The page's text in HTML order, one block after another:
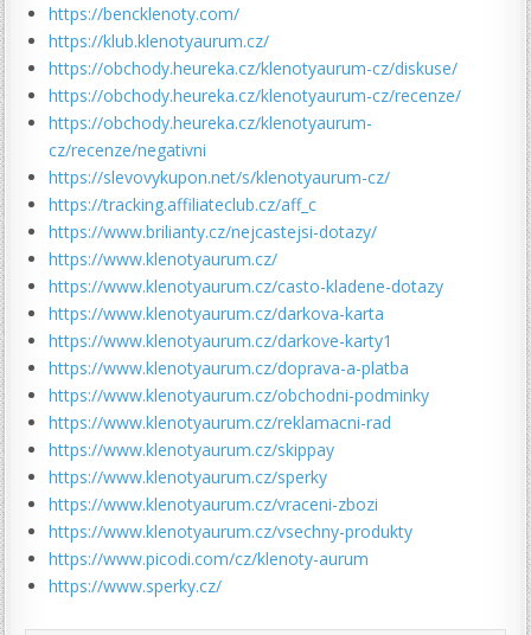
https://bencklenoty.com/
https://klub.klenotyaurum.cz/
https://obchody.heureka.cz/klenotyaurum-cz/diskuse/
https://obchody.heureka.cz/klenotyaurum-cz/recenze/
https://obchody.heureka.cz/klenotyaurum-
cz/recenze/negativni
https://slevovykupon.net/s/klenotyaurum-cz/
https://tracking.affiliateclub.cz/aff_c
https://www.brilianty.cz/nejcastejsi-dotazy/
https://www.klenotyaurum.cz/
https://www.klenotyaurum.cz/casto-kladene-dotazy
https://www.klenotyaurum.cz/darkova-karta
https://www.klenotyaurum.cz/darkove-karty1
https://www.klenotyaurum.cz/doprava-a-platba
https://www.klenotyaurum.cz/obchodni-podminky
https://www.klenotyaurum.cz/reklamacni-rad
https://www.klenotyaurum.cz/skippay
https://www.klenotyaurum.cz/sperky
https://www.klenotyaurum.cz/vraceni-zbozi
https://www.klenotyaurum.cz/vsechny-produkty
https://www.picodi.com/cz/klenoty-aurum
https://www.sperky.cz/